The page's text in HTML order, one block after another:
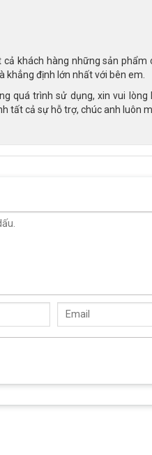
hữu thiết năng động và mạnh mẽ
– 1m30. Tuy nhiên, phụ
với chiều cao của trẻ. Khi
khách hàng những sản
khẳng định lớn nhất với bên em.
quá trình sử dụng, xin vui lòng
tất cả sự hỗ trợ, chúc anh luôn